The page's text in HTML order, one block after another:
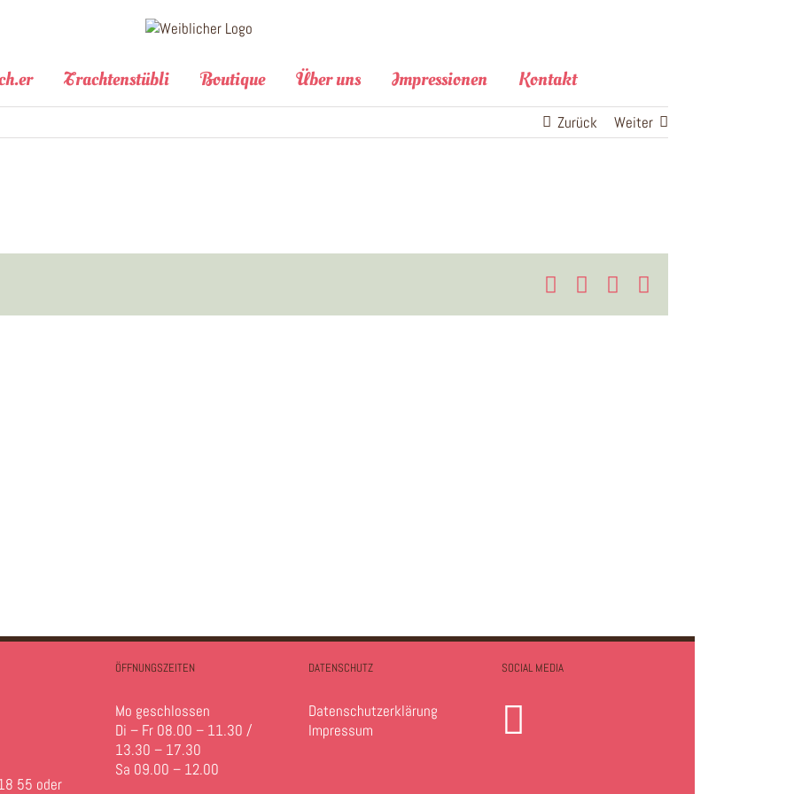
Trachtenstübli Boutique Über uns Impressionen Kontakt
Zurück Weiter
FacebookLinkedIn
55 oder
ÖFFNUNGSZEITEN
Mo geschlossen
Di – Fr 08.00 – 11.30 /
13.30 – 17.30
Sa 09.00 – 12.00
DATENSCHUTZ
Datenschutzerklärung
Impressum
SOCIAL MEDIA